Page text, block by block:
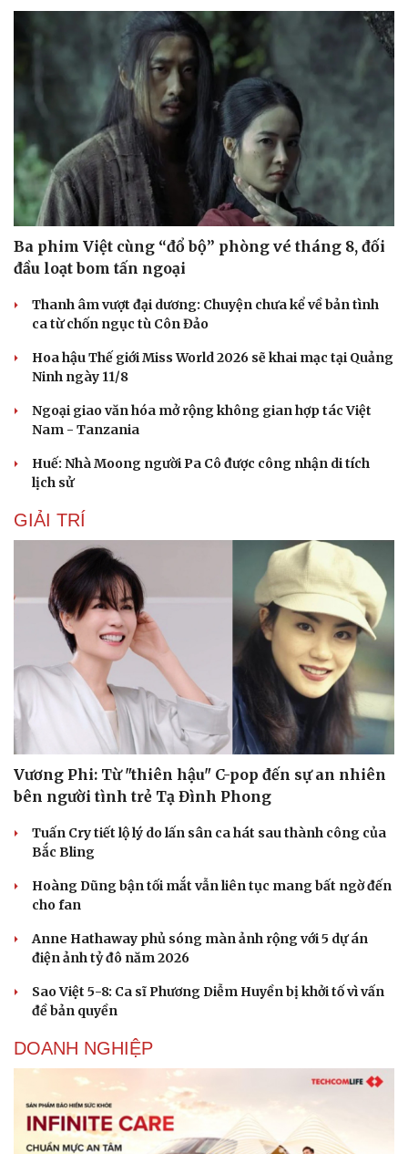
Tư vấn
Săn Tour
check-in
Câu chuyện thời sự
Cửa sổ tình yêu
Kể chuyện cho bé
Ba phim Việt cùng “đổ bộ” phòng vé tháng 8, đối
đầu loạt bom tấn ngoại
Thanh âm vượt đại dương: Chuyện chưa kể về bản tình
ca từ chốn ngục tù Côn Đảo
Hoa hậu Thế giới Miss World 2026 sẽ khai mạc tại Quảng
Ninh ngày 11/8
Ngoại giao văn hóa mở rộng không gian hợp tác Việt
Nam - Tanzania
Huế: Nhà Moong người Pa Cô được công nhận di tích
lịch sử
GIẢI TRÍ
Vương Phi: Từ "thiên hậu" C-pop đến sự an nhiên
bên người tình trẻ Tạ Đình Phong
Tuấn Cry tiết lộ lý do lấn sân ca hát sau thành công của
Bắc Bling
Hoàng Dũng bận tối mắt vẫn liên tục mang bất ngờ đến
cho fan
Anne Hathaway phủ sóng màn ảnh rộng với 5 dự án
điện ảnh tỷ đô năm 2026
Sao Việt 5-8: Ca sĩ Phương Diễm Huyền bị khởi tố vì vấn
đề bản quyền
DOANH NGHIỆP